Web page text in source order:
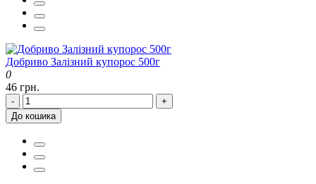
Добриво Залізний купорос 500г
0
46 грн.
-
+
До кошика